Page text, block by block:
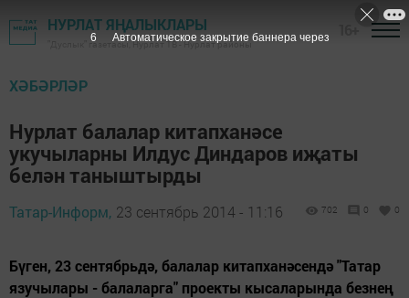
НУРЛАТ ЯҢАЛЫКЛАРЫ
"Дуслык" газетасы, Нурлат ТВ - Нурлат районы
ХӘБӘРЛӘР
Нурлат балалар китапханәсе
укучыларны Илдус Диндаров иҗаты
белән таныштырды
Татар-Информ, 23 сентябрь 2014 - 11:16 702 0 0
Бүген, 23 сентябрьдә, балалар китапханәсендә "Татар
язучылары - балаларга" проекты кысаларында безнең
5 Автоматическое закрытие баннера через